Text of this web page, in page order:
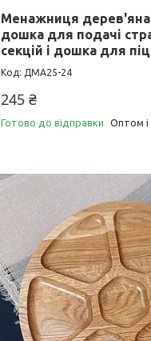
Менажниця
дошка для подачі
секцій і дошка для
ДМА25-24
245 ₴
Готово до відправки Оптом і